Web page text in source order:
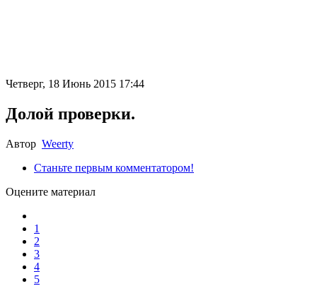
Четверг, 18 Июнь 2015 17:44
Долой проверки.
Автор Weerty
Станьте первым комментатором!
Оцените материал
1
2
3
4
5